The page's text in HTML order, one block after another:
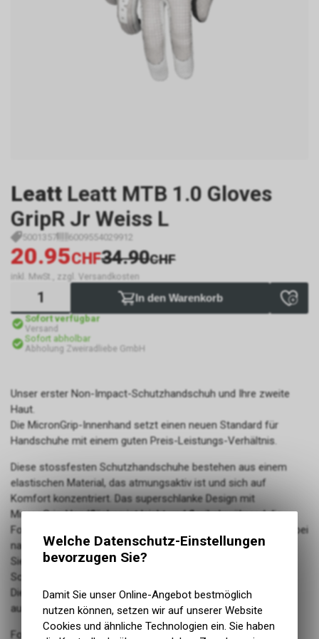
Leatt Leatt MTB 1.0 Gloves
GripR Jr Weiss L
5001357 6009554029912
20.95CHF34.90CHF
inkl. MwSt., zzgl. Versandkosten
In den Warenkorb
Sofort verfügbar
Versand
Sofort abholbar
Abholung Zweiradliebe GmbH
Unser erster Non-Impact-Schutzhandschuh und Ihre zweite
Haut.
Die MicronGrip-Innenhand setzt einen neuen Standard für
Handschuhe mit einem guten Preis-Leistungs-Verhältnis.
Diese stossfesten Schutzhandschuhe bestehen aus einem
elastischen Material, das atmungsaktiv ist und sich auf
Komfort konzentriert. Das superschlanke Design mit
MicronGrip-Handflächen ist leicht und flexibel, während die
FormFit-Fingernähte überlegenen Komfort und Lenkergefühl bei
nassen und trockenen Bedingungen bieten.
Sie sind sehr langlebig und haben einen
Scheiben-/Schweisswischer.
Diese Handschuhe überzeugen garantiert – probieren Sie sie
aus!
FormFit-Fingernähte für überragenden Sitz und Lenkergefühl
Welche Datenschutz-Einstellungen
bevorzugen Sie?
Damit Sie unser Online-Angebot bestmöglich
nutzen können, setzen wir auf unserer Website
Cookies und ähnliche Technologien ein. Sie haben